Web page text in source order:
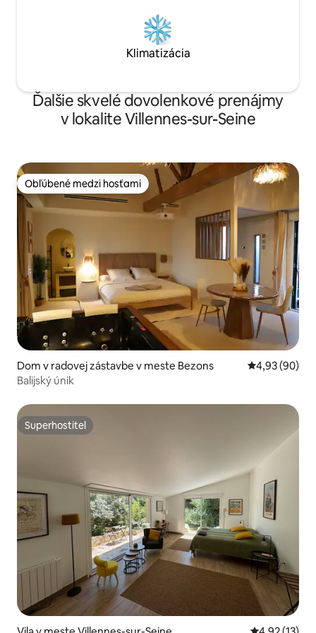
Klimatizácia
Ďalšie skvelé dovolenkové prenájmy
v lokalite Villennes-sur-Seine
Obľúbené medzi hosťami
Obľúbené medzi hosťami
Dom v radovej zástavbe v meste Bezons Priemerné
4,93 (90)
Balijský únik
Superhostiteľ
Superhostiteľ